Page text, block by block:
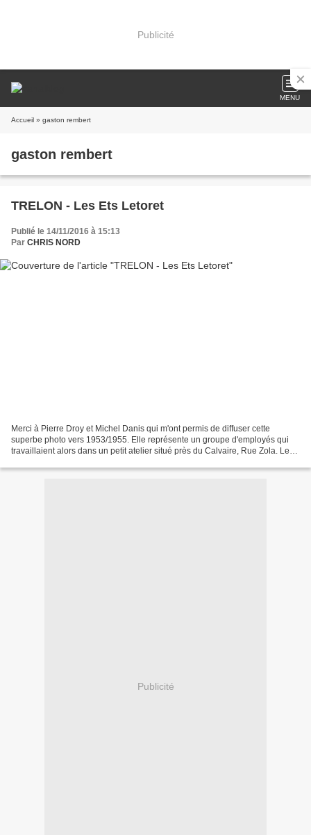
Publicité
MENU
Accueil » gaston rembert
gaston rembert
TRELON - Les Ets Letoret
Publié le 14/11/2016 à 15:13
Par CHRIS NORD
Merci à Pierre Droy et Michel Danis qui m'ont permis de diffuser cette
superbe photo vers 1953/1955. Elle représente un groupe d'employés qui
travaillaient alors dans un petit atelier situé près du Calvaire, Rue Zola. Le
Publicité